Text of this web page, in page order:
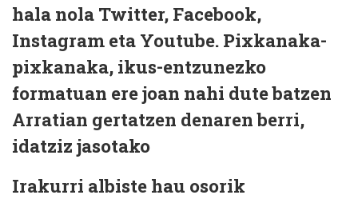
hala nola Twitter, Facebook,
Instagram eta Youtube. Pixkanaka-
pixkanaka, ikus-entzunezko
formatuan ere joan nahi dute batzen
Arratian gertatzen denaren berri,
idatziz jasotako
Irakurri albiste hau osorik